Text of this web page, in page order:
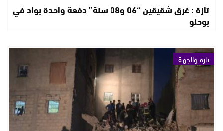
تازة : غرق شقيقين “06 و08 سنة” دفعة واحدة بواد في
بوحلو
تازة والجهة